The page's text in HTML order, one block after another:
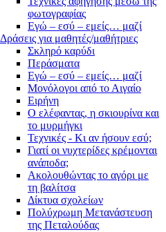
φωτογραφίας
Εγώ – εσύ – εμείς… μαζί
Δράσεις για μαθητές/μαθήτριες
Σκληρό καρύδι
Περάσματα
Εγώ – εσύ – εμείς… μαζί
Μονόλογοι από το Αιγαίο
Ειρήνη
Ο ελέφαντας, η σκιουρίνα και
το μυρμήγκι
Τεχνικές - Κι αν ήσουν εσύ;
Γιατί οι νυχτερίδες κρέμονται
ανάποδα;
Ακολουθώντας το αγόρι με
τη βαλίτσα
Δίκτυα σχολείων
Πολύχρωμη Μετανάστευση
της Πεταλούδας